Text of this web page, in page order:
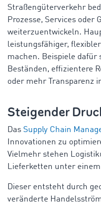
Straßengüterverkehr
Prozesse, Services oder
weiterzuentwickeln.
leistungsfähiger,
machen. Beispiele dafür
Beständen, effizientere
oder mehr Transparenz
Steigender
Das Supply Chain
Innovationen zu
Vielmehr stehen
Lieferketten unter
Dieser entsteht durch
veränderte